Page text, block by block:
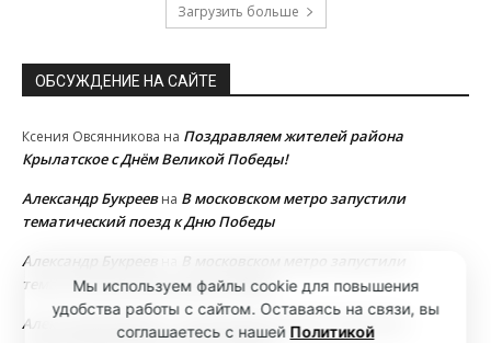
Загрузить больше
ОБСУЖДЕНИЕ НА САЙТЕ
Ксения Овсянникова на Поздравляем жителей района
Крылатское с Днём Великой Победы!
Александр Букреевна В московском метро запустили
тематический поезд к Дню Победы
Александр Букреев
В московском метро запустили
тематический поезд к Дню Победы
Александр Букреев
В московском метро запустили
Мы используем файлы cookie для повышения
удобства работы с сайтом. Оставаясь на связи, вы
соглашаетесь с нашей Политикой